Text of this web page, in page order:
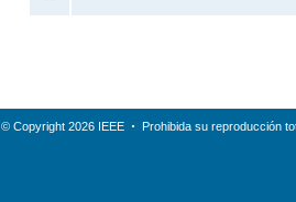
© Copyright 2026 IEEE Prohibida su reproducción